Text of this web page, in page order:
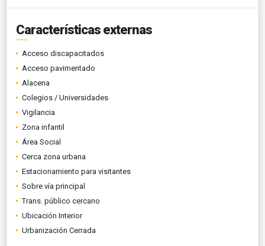
Características externas
Acceso discapacitados
Acceso pavimentado
Alacena
Colegios / Universidades
Vigilancia
Zona infantil
Área Social
Cerca zona urbana
Estacionamiento para visitantes
Sobre vía principal
Trans. público cercano
Ubicación Interior
Urbanización Cerrada